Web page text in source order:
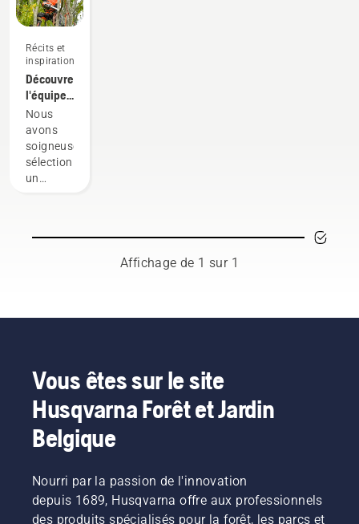
Récits et
inspiration
Découvrez
l'équipe
H
Husqvarna,
nos
utilisateurs
les plus
Nous
avons
soigneusement
sélectionné
un
hautement
dans le
monde.
Ils
constituent
notre
équipe H,
sont nos
utilisateurs
les plus
Affichage de 1 sur 1
Vous êtes sur le site
Husqvarna Forêt et Jardin
Belgique
Nourri par la passion de l'innovation
depuis 1689, Husqvarna offre aux professionnels
des produits spécialisés pour la forêt, les parcs et